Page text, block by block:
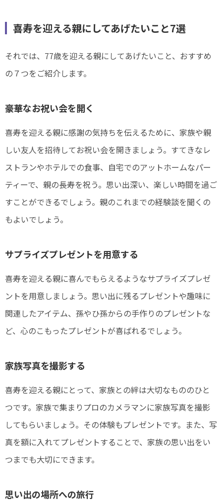
喜寿を迎える親にしてあげたいこと7選
それでは、77歳を迎える親にしてあげたいこと、おすすめ
の７つをご紹介します。
豪華なお祝い会を開く
喜寿を迎える親に感謝の気持ちを伝えるために、家族や親
しい友人を招待してお祝い会を開きましょう。すてきなレ
ストランやホテルでの食事、自宅でのアットホームなパー
ティーで、親の長寿を祝う。思い出深い、楽しい時間を過ご
すことができるでしょう。親のこれまでの経験談を聞くの
もよいでしょう。
サプライズプレゼントを用意する
喜寿を迎える親に喜んでもらえるようなサプライズプレゼ
ントを用意しましょう。思い出に残るプレゼントや趣味に
関連したアイテム、孫やひ孫からの手作りのプレゼントな
ど、心のこもったプレゼントが喜ばれるでしょう。
家族写真を撮影する
喜寿を迎える親にとって、家族との絆は大切なもののひと
つです。家族で集まりプロのカメラマンに家族写真を撮影
してもらいましょう。その体験もプレゼントです。また、写
真を額に入れてプレゼントすることで、家族の思い出をい
つまでも大切にできます。
思い出の場所への旅行